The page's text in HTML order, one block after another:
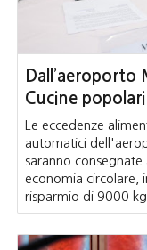
Dall’aeroporto
Cucine
Le eccedenze
automatici
saranno consegnate
economia circolare,
risparmio di 9000